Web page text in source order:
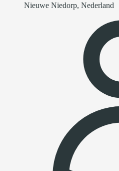
Nieuwe Niedorp, Nederland